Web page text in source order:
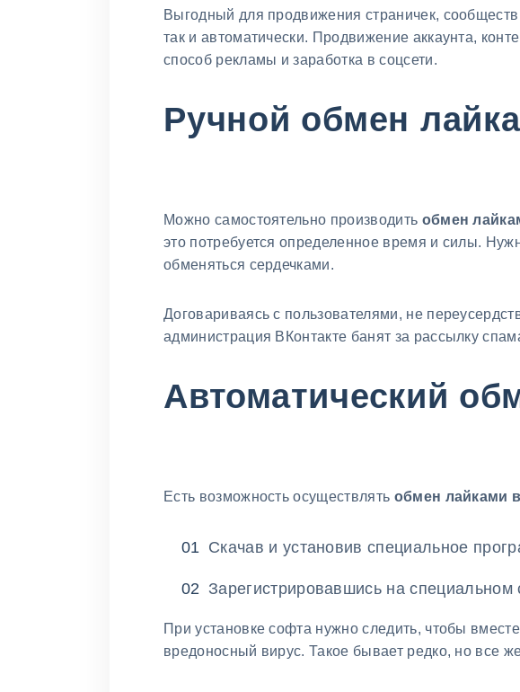
Выгодный для продвижения страничек, сообществ
так и автоматически. Продвижение аккаунта,
способ рекламы и заработка в соцсети.
Ручной обмен
Можно самостоятельно производить обмен
это потребуется определенное время и силы.
обменяться сердечками.
Договариваясь с пользователями, не
администрация ВКонтакте банят за рассылку
Автоматический
Есть возможность осуществлять обмен лайками
Скачав и установив специальное
Зарегистрировавшись на специальном
При установке софта нужно следить, чтобы
вредоносный вирус. Такое бывает редко, но все